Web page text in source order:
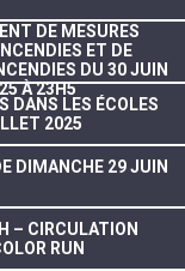
DE MESURES
ET DE
DU 30 JUIN
À 23H5
DANS LES ÉCOLES
2025
DIMANCHE 29 JUIN
– CIRCULATION
RUN